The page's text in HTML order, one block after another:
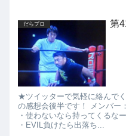
だらプロ 第
★ツイッターで気軽に絡んで
の感想会後半です！ メンバー
・使わないなら持ってくるな
・EVIL負けたら出落ち...